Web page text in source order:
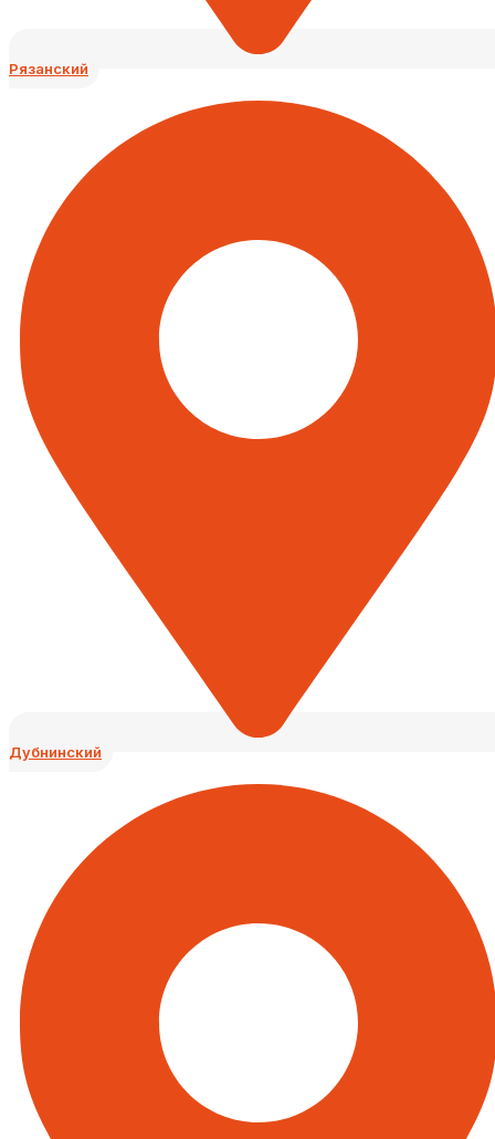
Рязанский
Дубнинский